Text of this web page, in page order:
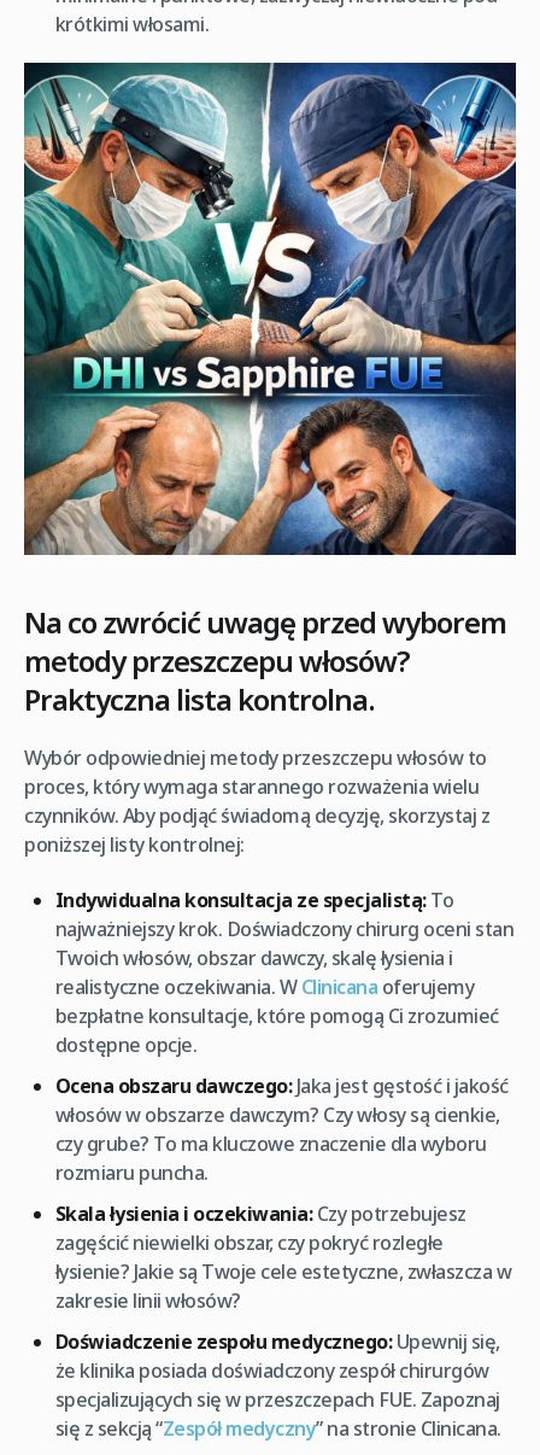
krótkimi włosami.
Na co zwrócić uwagę przed wyborem
metody przeszczepu włosów?
Praktyczna lista kontrolna.
Wybór odpowiedniej metody przeszczepu włosów to
proces, który wymaga starannego rozważenia wielu
czynników. Aby podjąć świadomą decyzję, skorzystaj z
poniższej listy kontrolnej:
Indywidualna konsultacja ze specjalistą:To
najważniejszy krok. Doświadczony chirurg oceni stan
Twoich włosów, obszar dawczy, skalę łysienia i
realistyczne oczekiwania. WClinicana oferujemy
bezpłatne konsultacje, które pomogą Ci zrozumieć
dostępne opcje.
Ocena obszaru dawczego:Jaka jest gęstość i jakość
włosów w obszarze dawczym? Czy włosy są cienkie,
czy grube? To ma kluczowe znaczenie dla wyboru
rozmiaru puncha.
Skala łysienia i oczekiwania:Czy potrzebujesz
zagęścić niewielki obszar, czy pokryć rozległe
łysienie? Jakie są Twoje cele estetyczne, zwłaszcza w
zakresie linii włosów?
Doświadczenie zespołu medycznego:Upewnij się,
że klinika posiada doświadczony zespół chirurgów
specjalizujących się w przeszczepach FUE. Zapoznaj
się z sekcją “Zespół medyczny” na stronie Clinicana.